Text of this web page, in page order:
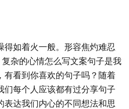
如着火一般。形容焦灼难忍
复杂的心情怎么写文案句子是我
有看到你喜欢的句子吗？随着
们每个人应该都有过分享句子
表达我们内心的不同想法和思